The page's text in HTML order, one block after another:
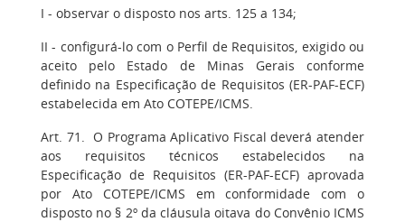
I - observar o disposto nos arts. 125 a 134;
II - configurá-lo com o Perfil de Requisitos, exigido ou
aceito pelo Estado de Minas Gerais conforme
definido na Especificação de Requisitos (ER-PAF-ECF)
estabelecida em Ato COTEPE/ICMS.
Art. 71. O Programa Aplicativo Fiscal deverá atender
aos requisitos técnicos estabelecidos na
Especificação de Requisitos (ER-PAF-ECF) aprovada
por Ato COTEPE/ICMS em conformidade com o
disposto no § 2º da cláusula oitava do Convênio ICMS